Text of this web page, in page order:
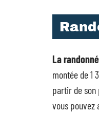
La
montée de 1
partir de son
vous pouvez